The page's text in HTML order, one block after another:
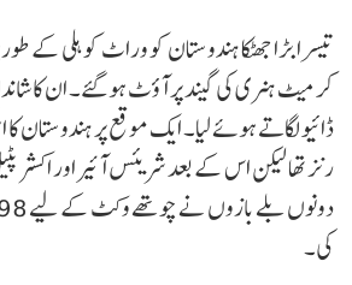
کر میٹ ہنری کی گیند پر آؤٹ ہو گئے۔ ان کا
رنز تھا لیکن اس کے بعد شریئس آئیر اور اکشر
کی۔